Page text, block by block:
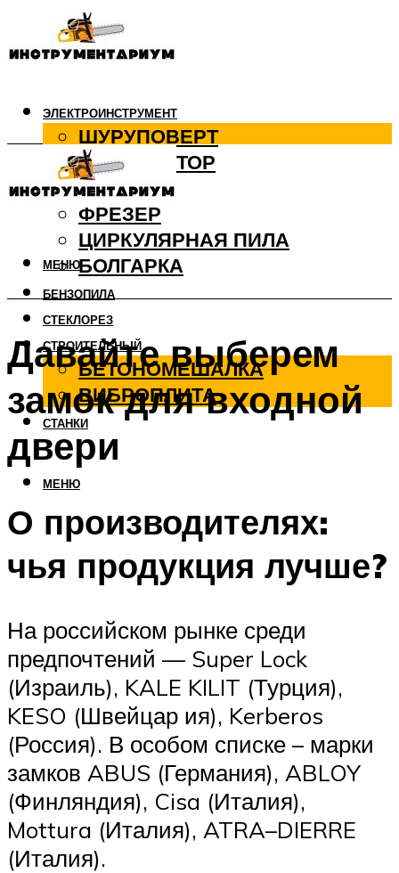
ЭЛЕКТРОИНСТРУМЕНТ
ШУРУПОВЕРТ
ПЕРФОРАТОР
ДРЕЛЬ
ФРЕЗЕР
ЦИРКУЛЯРНАЯ ПИЛА
БОЛГАРКА
БЕНЗОПИЛА
СТЕКЛОРЕЗ
СТРОИТЕЛЬНЫЙ
БЕТОНОМЕШАЛКА
ВИБРОПЛИТА
СТАНКИ
МЕНЮ
МЕНЮ
Давайте выберем
замок для входной
двери
О производителях:
чья продукция лучше?
На российском рынке среди
предпочтений — Super Lock
(Израиль), KALE KILIT (Турция),
KESO (Швейцар ия), Kerberos
(Россия). В особом списке – марки
замков ABUS (Германия), ABLOY
(Финляндия), Cisa (Италия),
Mottura (Италия), ATRA–DIERRE
(Италия).